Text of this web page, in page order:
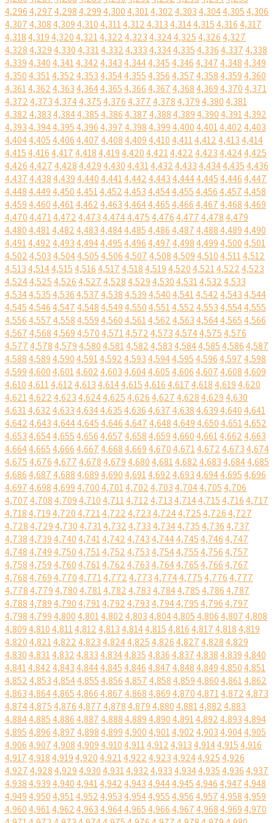
4,2964,2974,2984,2994,3004,3014,3024,3034,3044,3054,306
4,3074,3084,3094,3104,3114,3124,3134,3144,3154,3164,317
4,3184,3194,3204,3214,3224,3234,3244,3254,3264,327
4,3284,3294,3304,3314,3324,3334,3344,3354,3364,3374,338
4,3394,3404,3414,3424,3434,3444,3454,3464,3474,3484,349
4,3504,3514,3524,3534,3544,3554,3564,3574,3584,3594,360
4,3614,3624,3634,3644,3654,3664,3674,3684,3694,3704,371
4,3724,3734,3744,3754,3764,3774,3784,3794,3804,381
4,3824,3834,3844,3854,3864,3874,3884,3894,3904,3914,392
4,3934,3944,3954,3964,3974,3984,3994,4004,4014,4024,403
4,4044,4054,4064,4074,4084,4094,4104,4114,4124,4134,414
4,4154,4164,4174,4184,4194,4204,4214,4224,4234,4244,425
4,4264,4274,4284,4294,4304,4314,4324,4334,4344,4354,436
4,4374,4384,4394,4404,4414,4424,4434,4444,4454,4464,447
4,4484,4494,4504,4514,4524,4534,4544,4554,4564,4574,458
4,4594,4604,4614,4624,4634,4644,4654,4664,4674,4684,469
4,4704,4714,4724,4734,4744,4754,4764,4774,4784,479
4,4804,4814,4824,4834,4844,4854,4864,4874,4884,4894,490
4,4914,4924,4934,4944,4954,4964,4974,4984,4994,5004,501
4,5024,5034,5044,5054,5064,5074,5084,5094,5104,5114,512
4,5134,5144,5154,5164,5174,5184,5194,5204,5214,5224,523
4,5244,5254,5264,5274,5284,5294,5304,5314,5324,533
4,5344,5354,5364,5374,5384,5394,5404,5414,5424,5434,544
4,5454,5464,5474,5484,5494,5504,5514,5524,5534,5544,555
4,5564,5574,5584,5594,5604,5614,5624,5634,5644,5654,566
4,5674,5684,5694,5704,5714,5724,5734,5744,5754,576
4,5774,5784,5794,5804,5814,5824,5834,5844,5854,5864,587
4,5884,5894,5904,5914,5924,5934,5944,5954,5964,5974,598
4,5994,6004,6014,6024,6034,6044,6054,6064,6074,6084,609
4,6104,6114,6124,6134,6144,6154,6164,6174,6184,6194,620
4,6214,6224,6234,6244,6254,6264,6274,6284,6294,630
4,6314,6324,6334,6344,6354,6364,6374,6384,6394,6404,641
4,6424,6434,6444,6454,6464,6474,6484,6494,6504,6514,652
4,6534,6544,6554,6564,6574,6584,6594,6604,6614,6624,663
4,6644,6654,6664,6674,6684,6694,6704,6714,6724,6734,674
4,6754,6764,6774,6784,6794,6804,6814,6824,6834,6844,685
4,6864,6874,6884,6894,6904,6914,6924,6934,6944,6954,696
4,6974,6984,6994,7004,7014,7024,7034,7044,7054,706
4,7074,7084,7094,7104,7114,7124,7134,7144,7154,7164,717
4,7184,7194,7204,7214,7224,7234,7244,7254,7264,727
4,7284,7294,7304,7314,7324,7334,7344,7354,7364,737
4,7384,7394,7404,7414,7424,7434,7444,7454,7464,747
4,7484,7494,7504,7514,7524,7534,7544,7554,7564,757
4,7584,7594,7604,7614,7624,7634,7644,7654,7664,767
4,7684,7694,7704,7714,7724,7734,7744,7754,7764,777
4,7784,7794,7804,7814,7824,7834,7844,7854,7864,787
4,7884,7894,7904,7914,7924,7934,7944,7954,7964,797
4,7984,7994,8004,8014,8024,8034,8044,8054,8064,8074,808
4,8094,8104,8114,8124,8134,8144,8154,8164,8174,8184,819
4,8204,8214,8224,8234,8244,8254,8264,8274,8284,829
4,8304,8314,8324,8334,8344,8354,8364,8374,8384,8394,840
4,8414,8424,8434,8444,8454,8464,8474,8484,8494,8504,851
4,8524,8534,8544,8554,8564,8574,8584,8594,8604,8614,862
4,8634,8644,8654,8664,8674,8684,8694,8704,8714,8724,873
4,8744,8754,8764,8774,8784,8794,8804,8814,8824,883
4,8844,8854,8864,8874,8884,8894,8904,8914,8924,8934,894
4,8954,8964,8974,8984,8994,9004,9014,9024,9034,9044,905
4,9064,9074,9084,9094,9104,9114,9124,9134,9144,9154,916
4,9174,9184,9194,9204,9214,9224,9234,9244,9254,926
4,9274,9284,9294,9304,9314,9324,9334,9344,9354,9364,937
4,9384,9394,9404,9414,9424,9434,9444,9454,9464,9474,948
4,9494,9504,9514,9524,9534,9544,9554,9564,9574,9584,959
4,9604,9614,9624,9634,9644,9654,9664,9674,9684,9694,970